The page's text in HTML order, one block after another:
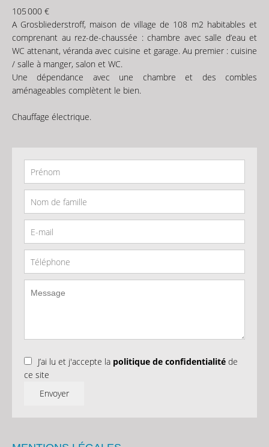
105 000 €
A Grosbliederstroff, maison de village de 108 m2 habitables et
comprenant au rez-de-chaussée : chambre avec salle d’eau et
WC attenant, véranda avec cuisine et garage. Au premier : cuisine
/ salle à manger, salon et WC.
Une dépendance avec une chambre et des combles
aménageables complètent le bien.
Chauffage électrique.
J’ai lu et j'accepte la politique de confidentialité de
ce site
Envoyer